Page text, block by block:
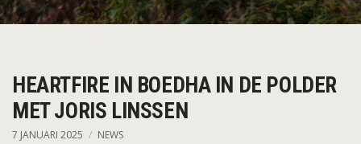
HEARTFIRE IN BOEDHA IN DE POLDER
MET JORIS LINSSEN
7 JANUARI 2025 NEWS